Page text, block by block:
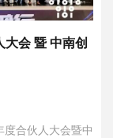
大会 暨 中南创
合伙人大会暨中